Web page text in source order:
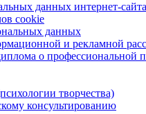
данных интернет-сайта
cookie
данных
и рекламной
о профессиональной
творчества)
консультированию